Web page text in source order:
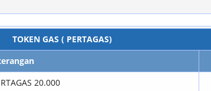
TOKEN GAS ( PERTAGAS)
20.000